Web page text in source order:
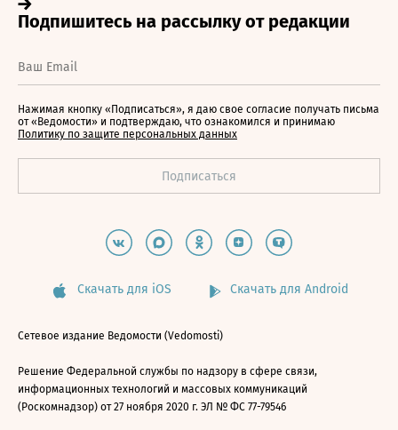
Нажимая кнопку «Подписаться», я даю свое согласие получать письма
от «Ведомости» и подтверждаю, что ознакомился и принимаю
Политику по защите персональных данных
Скачать для iOS Скачать для Android
Сетевое издание Ведомости (Vedomosti)
Решение Федеральной службы по надзору в сфере связи,
информационных технологий и массовых коммуникаций
(Роскомнадзор) от 27 ноября 2020 г. ЭЛ № ФС 77-79546